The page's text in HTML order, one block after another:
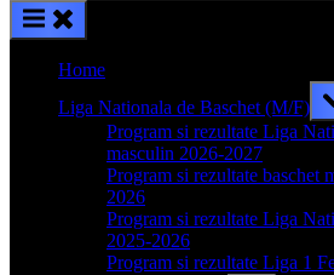
Home
Liga Nationala de Baschet (M/F)
Program si rezultate Liga
masculin 2026-2027
Program si rezultate baschet
2026
Program si rezultate Liga
2025-2026
Program si rezultate Liga 1